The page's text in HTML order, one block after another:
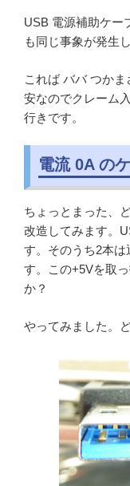
USB 電源補助ケー
も同じ事象が発生し
これば ババ つか
安なのでクレーム
行きです。
電流 0A の
ちょっとまった、
改造してみます。
す。そのうち2本
す。この+5Vを取
か？
やってみました。